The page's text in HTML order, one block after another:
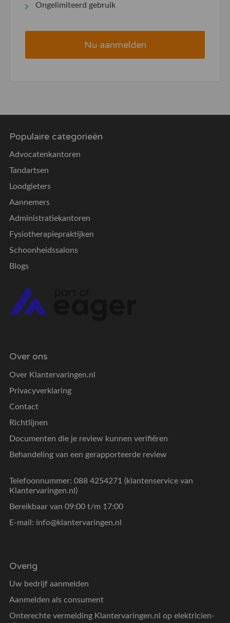
Ongelimiteerd gebruik
Nu aanmelden
Populaire categorieën
Advocatenkantoren
Tandartsen
Loodgieters
Aannemers
Administratiekantoren
Fysiotherapiepraktijken
Schoonheidssalons
Blogs
Over ons
Over Klantervaringen.nl
Privacyverklaring
Contact
Richtlijnen
Documenten die je review kunnen verifiëren
Behandeling van een gerapporteerde review
Telefoonnummer: 088 4254271 (klantenservice van
Klantervaringen.nl)
Bereikbaar van 09:00 t/m 17:00
E-mail: info@klantervaringen.nl
Overig
Uw bedrijf aanmelden
Aanmelden als consument
Onterechte vermelding Klantervaringen.nl op elektricien-